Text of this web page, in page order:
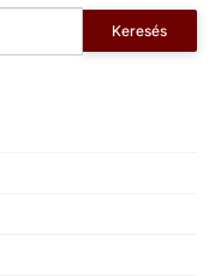
Keresés